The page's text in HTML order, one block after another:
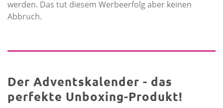
werden. Das tut diesem Werbeerfolg aber keinen
Abbruch.
Der Adventskalender - das
perfekte Unboxing-Produkt!